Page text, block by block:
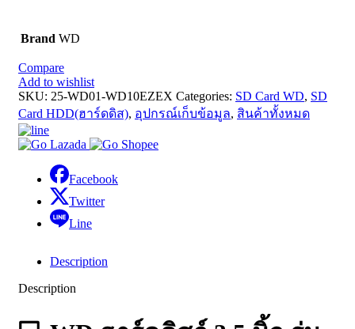
Brand WD
Compare
Add to wishlist
SKU: 25-WD01-WD10EZEX Categories: SD Card WD, SD
Card HDD(ฮาร์ดดิส), อุปกรณ์เก็บข้อมูล, สินค้าทั้งหมด
Facebook
Twitter
Line
Description
Description